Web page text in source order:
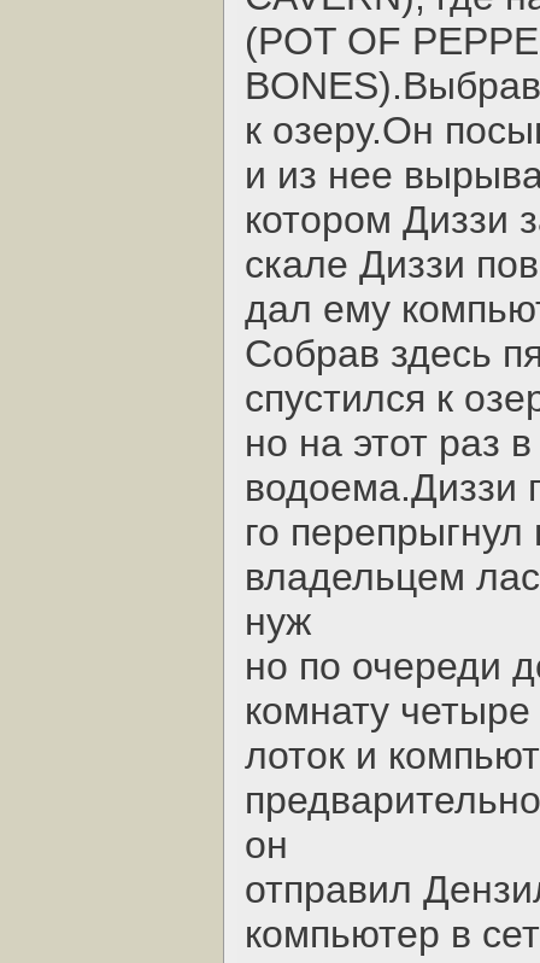
(POT OF
к озеру.Он
и из нее
котором Диззи
скале Диззи
дал ему
Собрав здесь
спустился к
но на этот раз
водоема.Диззи
го
владельцем
нуж
но по очереди
комнату
лоток и
он
отправил
компьютер в